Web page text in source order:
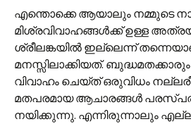
എന്തൊക്കെ ആയാലും നമ്മുടെ
മിശ്രവിവാഹങ്ങൾക്ക് ഉള്ള
ശ്രീലങ്കയിൽ ഇല്ലെന്ന്
മനസ്സിലാക്കിയത്.
വിവാഹം ചെയ്ത് ഒരുവിധം
മതപരമായ ആചാരങ്ങൾ പരസ്പരം
നയിക്കുന്നു. എന്നിരുന്നാലും